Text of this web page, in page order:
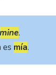
mine.
es mía.